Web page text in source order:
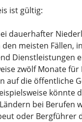
ist gültig:
dauerhafter
meisten Fällen,
Dienstleistungen
zwölf Monate
auf die öffentliche
könnte
bei Berufen
oder Bergführer